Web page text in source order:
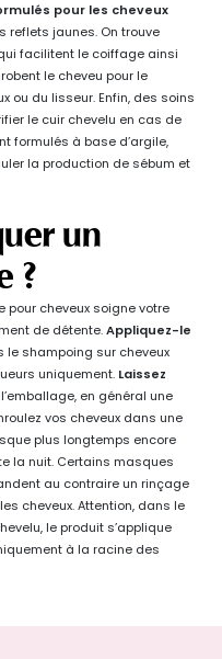
pour les cheveux
reflets jaunes. On trouve
facilitent le coiffage ainsi
le cheveu pour le
ou du lisseur. Enfin, des soins
le cuir chevelu en cas de
formulés à base d’argile,
la production de sébum et
un
?
pour cheveux soigne votre
de détente.Appliquez-le
le shampoing sur cheveux
uniquement. Laissez
en général une
vos cheveux dans une
plus longtemps encore
la nuit. Certains masques
au contraire un rinçage
cheveux. Attention, dans le
le produit s’applique
à la racine des